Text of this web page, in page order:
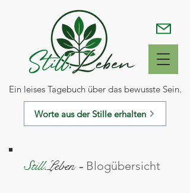
Ein leises Tagebuch über das bewusste Sein.
Worte aus der Stille erhalten
Still.Leben - Blogübersicht